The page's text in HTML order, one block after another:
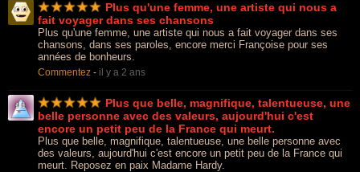
Plus qu'une femme, une artiste qui nous a
fait voyager dans ses chansons
Plus qu'une femme, une artiste qui nous a fait voyager dans ses
chansons, dans ses paroles, encore merci Françoise pour ses
années de bonheurs.
Commentez - il y a 2 ans
Plus que belle, magnifique, talentueuse, une
belle personne avec des valeurs, aujourd'hui c'est
encore un petit peu de la France qui meurt.
Plus que belle, magnifique, talentueuse, une belle personne avec
des valeurs, aujourd'hui c'est encore un petit peu de la France qui
meurt. Reposez en paix Madame Hardy.